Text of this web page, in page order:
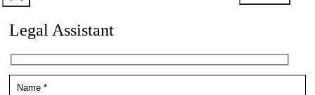
Legal Assistant